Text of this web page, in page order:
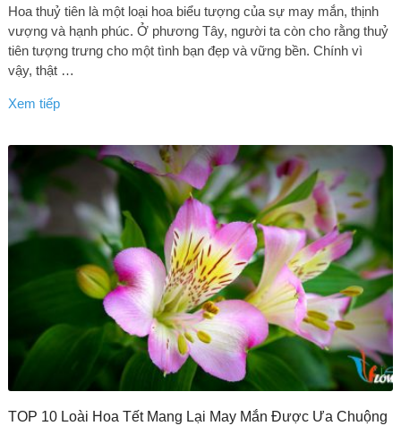
Hoa thuỷ tiên là một loại hoa biểu tượng của sự may mắn, thịnh
vượng và hạnh phúc. Ở phương Tây, người ta còn cho rằng thuỷ
tiên tượng trưng cho một tình bạn đẹp và vững bền. Chính vì
vậy, thật …
Xem tiếp
TOP 10 Loài Hoa Tết Mang Lại May Mắn Được Ưa Chuộng